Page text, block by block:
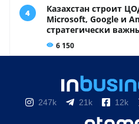
247k 21k 12k